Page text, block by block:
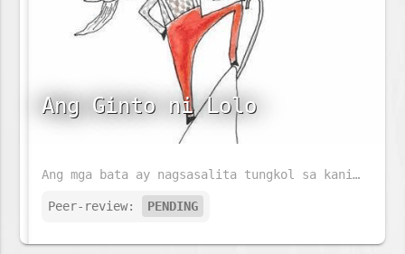
Ang Ginto ni Lolo
Ang mga bata ay nagsasalita tungkol sa kanilang mga lolo. Maaaring magtayo ng skyscraper ang lolo ni Giraffe. Ang lolo ng elepante ay maaaring magluto ng isang malaking piging. Ngunit sinong lolo ang magbibigay ng pinakamalaking sorpresa sa mga bata?
Peer-review: PENDING